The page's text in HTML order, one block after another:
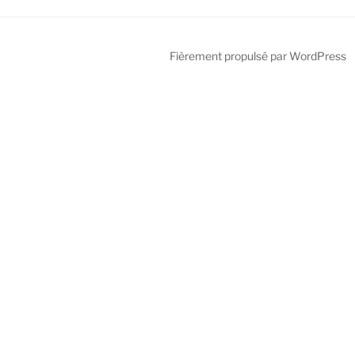
Fièrement propulsé par WordPress